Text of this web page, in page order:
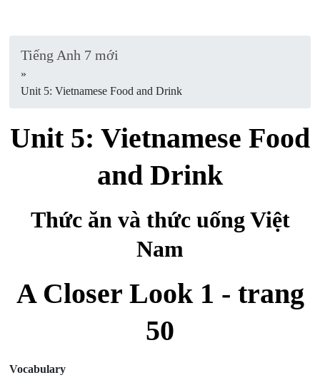
Tiếng Anh 7 mới
»
Unit 5: Vietnamese Food and Drink
Unit 5: Vietnamese Food
and Drink
Thức ăn và thức uống Việt
Nam
A Closer Look 1 - trang
50
Vocabulary